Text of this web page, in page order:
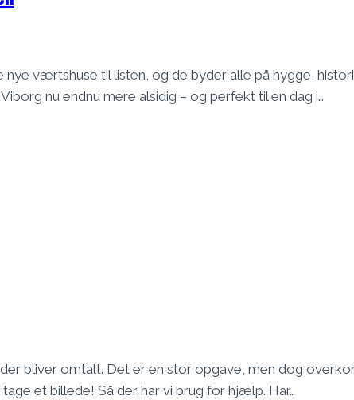
værtshuse til listen, og de byder alle på hygge,
nu endnu mere alsidig – og perfekt til en dag i…
bliver omtalt. Det er en stor opgave, men dog
et billede! Så der har vi brug for hjælp. Har…